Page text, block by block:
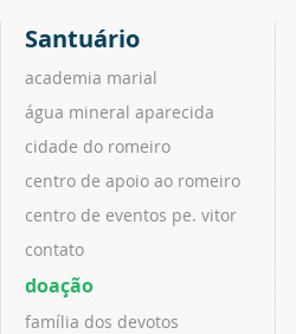
Santuário
academia marial
água mineral aparecida
cidade do romeiro
centro de apoio ao romeiro
centro de eventos pe. vitor
contato
doação
família dos devotos